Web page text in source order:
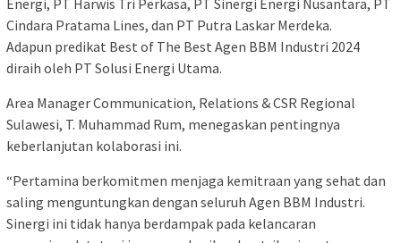
Cindara Pratama Lines, dan PT Putra Laskar Merdeka.
Adapun predikat Best of The Best Agen BBM Industri 2024
diraih oleh PT Solusi Energi Utama.
Area Manager Communication, Relations & CSR Regional
Sulawesi, T. Muhammad Rum, menegaskan pentingnya
keberlanjutan kolaborasi ini.
“Pertamina berkomitmen menjaga kemitraan yang sehat dan
saling menguntungkan dengan seluruh Agen BBM Industri.
Sinergi ini tidak hanya berdampak pada kelancaran